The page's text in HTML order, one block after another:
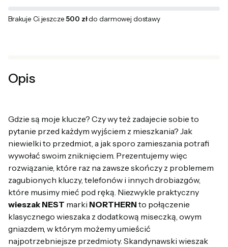
Brakuje Ci jeszcze 500 złdo darmowej dostawy
Opis
Gdzie są moje klucze? Czy wy też zadajecie sobie to
pytanie przed każdym wyjściem z mieszkania? Jak
niewielki to przedmiot, a jak sporo zamieszania potrafi
wywołać swoim zniknięciem. Prezentujemy więc
rozwiązanie, które raz na zawsze skończy z problemem
zagubionych kluczy, telefonów i innych drobiazgów,
które musimy mieć pod ręką. Niezwykle praktyczny
wieszak NEST marki NORTHERN to połączenie
klasycznego wieszaka z dodatkową miseczką, owym
gniazdem, w którym możemy umieścić
najpotrzebniejsze przedmioty. Skandynawski wieszak